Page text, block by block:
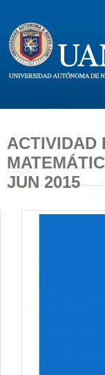
ACTIVIDAD
JUN 2015